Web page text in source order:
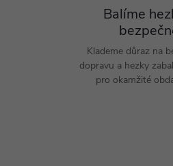
Balíme
Klademe důraz na
dopravu a hezky
pro okamžité